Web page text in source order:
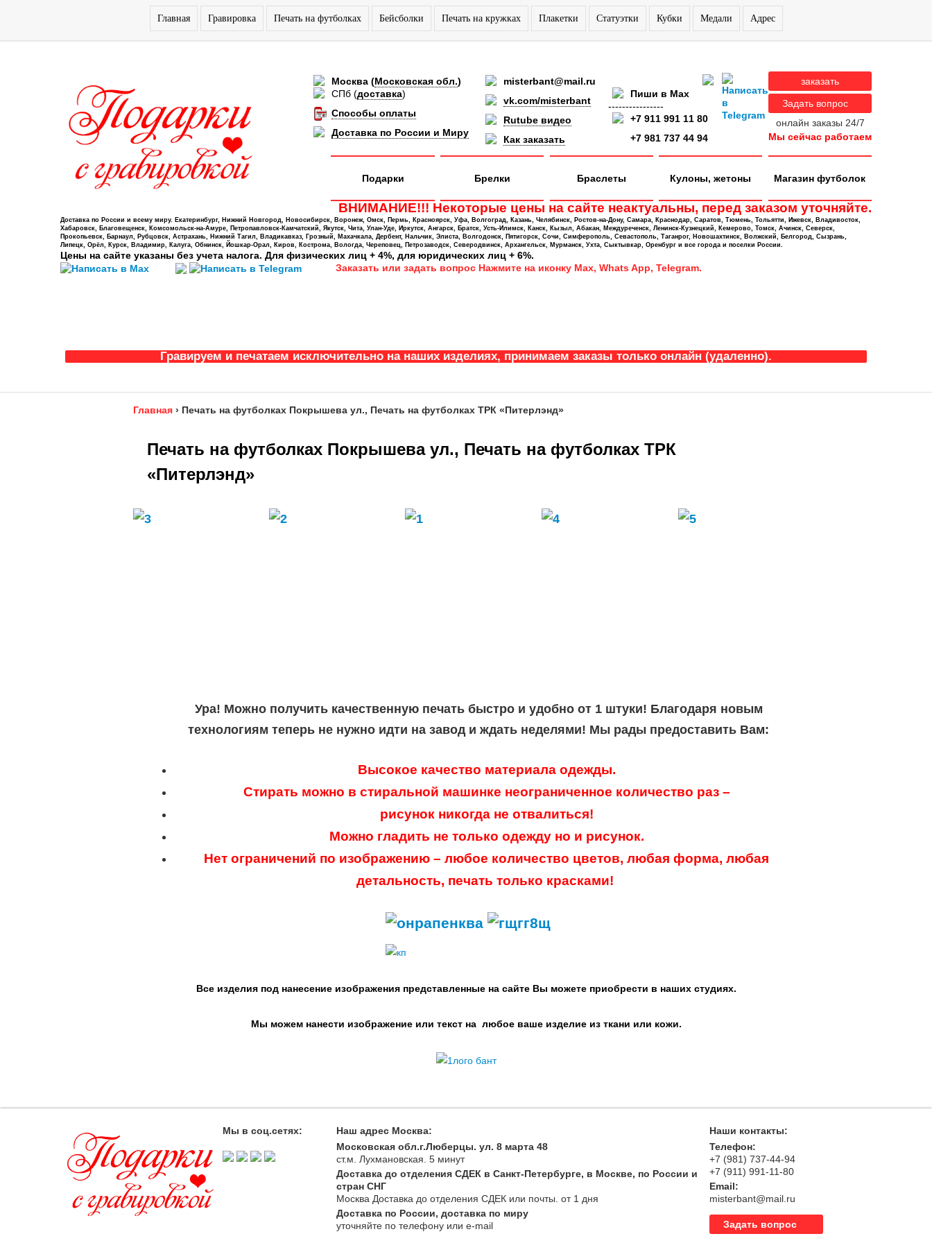
Главная Гравировка Печать на футболках Бейсболки Печать на кружках Плакетки Статуэтки Кубки Медали Адрес
Москва (Московская обл.)
СПб (доставка)
Способы оплаты
Доставка по России и Миру
misterbant@mail.ru
vk.com/misterbant
Rutube видео
Как заказать
Пиши в Max
----------------
+7 911 991 11 80
+7 981 737 44 94
заказать
Задать вопрос
онлайн заказы 24/7
Мы сейчас работаем
Магазин футболок
Кулоны, жетоны
Браслеты
Брелки
Подарки
ВНИМАНИЕ!!! Некоторые цены на сайте неактуальны, перед заказом уточняйте.
Доставка по России и всему миру. Екатеринбург, Нижний Новгород, Новосибирск, Воронеж, Омск, Пермь, Красноярск, Уфа, Волгоград, Казань, Челябинск, Ростов-на-Дону, Самара, Краснодар, Саратов, Тюмень, Тольятти, Ижевск, Владивосток,
Хабаровск, Благовещенск, Комсомольск-на-Амуре, Петропавловск-Камчатский, Якутск, Чита, Улан-Уде, Иркутск, Ангарск, Братск, Усть-Илимск, Канск, Кызыл, Абакан, Междуреченск, Ленинск-Кузнецкий, Кемерово, Томск, Ачинск, Северск,
Прокопьевск, Барнаул, Рубцовск, Астрахань, Нижний Тагил, Владикавказ, Грозный, Махачкала, Дербент, Нальчик, Элиста, Волгодонск, Пятигорск, Сочи, Симферополь, Севастополь, Таганрог, Новошахтинск, Волжский, Белгород, Сызрань,
Липецк, Орёл, Курск, Владимир, Калуга, Обнинск, Йошкар-Орал, Киров, Кострома, Вологда, Череповец, Петрозаводск, Северодвинск, Архангельск, Мурманск, Ухта, Сыктывкар, Оренбург и все города и поселки России.
Цены на сайте указаны без учета налога. Для физических лиц + 4%, для юридических лиц + 6%.
Заказать или задать вопрос Нажмите на иконку Max, Whats App, Telegram.
Гравируем и печатаем исключительно на наших изделиях, принимаем заказы только онлайн (удаленно).
Главная › Печать на футболках Покрышева ул., Печать на футболках ТРК «Питерлэнд»
Печать на футболках Покрышева ул., Печать на футболках ТРК
«Питерлэнд»
Ура! Можно получить качественную печать быстро и удобно от 1 штуки! Благодаря новым
технологиям теперь не нужно идти на завод и ждать неделями! Мы рады предоставить Вам:
Высокое качество материала одежды.
Стирать можно в стиральной машинке неограниченное количество раз –
рисунок никогда не отвалиться!
Можно гладить не только одежду но и рисунок.
Нет ограничений по изображению – любое количество цветов, любая форма, любая
детальность, печать только красками!
Все изделия под нанесение изображения представленные на сайте Вы можете приобрести в наших студиях.
Мы можем нанести изображение или текст на любое ваше изделие из ткани или кожи.
Мы в соц.сетях:
Наш адрес Москва:
Московская обл.г.Люберцы. ул. 8 марта 48
ст.м. Лухмановская. 5 минут
Доставка до отделения СДЕК в Санкт-Петербурге, в Москве, по России и
стран СНГ
Москва Доставка до отделения СДЕК или почты . от 1 дня
Доставка по России, доставка по миру
уточняйтепо телефонуили e-mail
Наши контакты:
Телефон:
+7 (981) 737-44-94
+7 (911) 991-11-80
Email:
misterbant@mail.ru
Задать вопрос